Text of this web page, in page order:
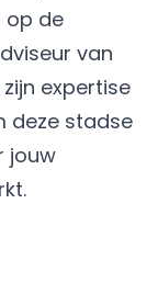
op de
van
expertise
deze stadse
jouw